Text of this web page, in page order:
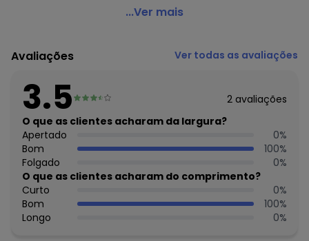
Vizzano - Tênis Vizzano Branco em Sintético
Observação: Palmilha confort
Tecido: Sintético
Histórico de preços
O preço apresentado abaixo é o menor oferecido em
algum dia do mês, para o menor tamanho disponível.
agosto/2026
N/D*
julho/2026 R$ 119,99
junho/2026 R$ 109,99
maio/2026 R$ 129,99
abril/2026 N/D*
março/2026 N/D*
...Ver mais
Avaliações Ver todas as avaliações
3.5 2 avaliações
O que as clientes acharam da largura?
Apertado
0%
Bom
100%
Folgado
0%
O que as clientes acharam do comprimento?
Curto
0%
Bom
100%
Longo
0%